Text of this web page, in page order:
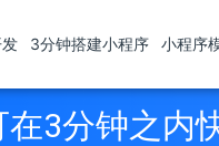
3分钟搭建小程序 小程序
3分钟之